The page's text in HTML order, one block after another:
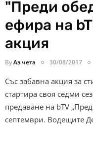
"Преди
ефира на
акция
ByАз чета 30/08/2017
Със забавна акция за
стартира своя седми
предаване на bTV
септември. Водещите